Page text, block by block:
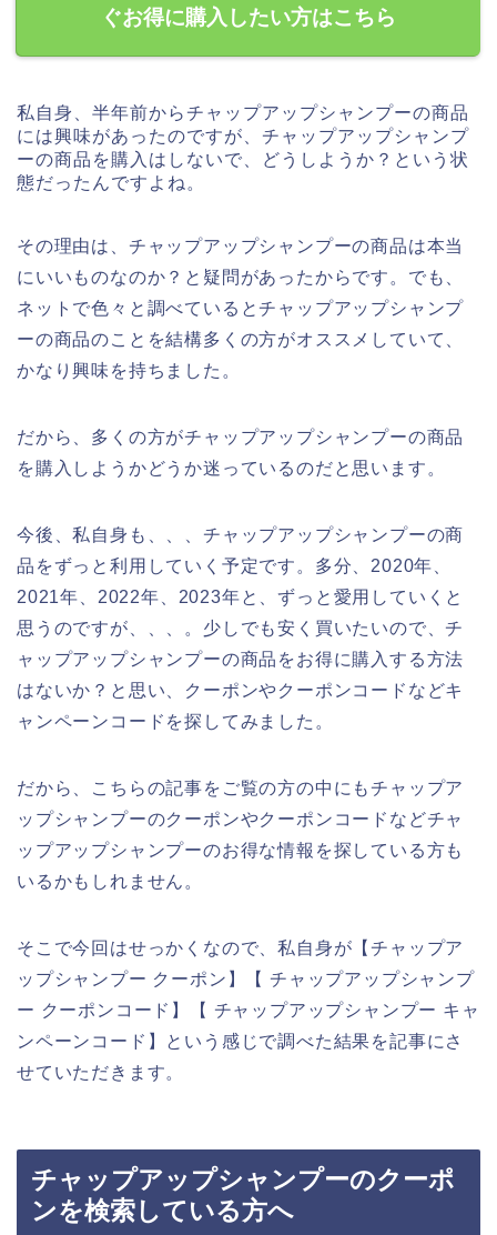
ぐお得に購入したい方はこちら
私自身、半年前からチャップアップシャンプーの商品
には興味があったのですが、チャップアップシャンプ
ーの商品を購入はしないで、どうしようか？という状
態だったんですよね。
その理由は、チャップアップシャンプーの商品は本当
にいいものなのか？と疑問があったからです。でも、
ネットで色々と調べているとチャップアップシャンプ
ーの商品のことを結構多くの方がオススメしていて、
かなり興味を持ちました。
だから、多くの方がチャップアップシャンプーの商品
を購入しようかどうか迷っているのだと思います。
今後、私自身も、、、チャップアップシャンプーの商
品をずっと利用していく予定です。多分、2020年、
2021年、2022年、2023年と、ずっと愛用していくと
思うのですが、、、。少しでも安く買いたいので、チ
ャップアップシャンプーの商品をお得に購入する方法
はないか？と思い、クーポンやクーポンコードなどキ
ャンペーンコードを探してみました。
だから、こちらの記事をご覧の方の中にもチャップア
ップシャンプーのクーポンやクーポンコードなどチャ
ップアップシャンプーのお得な情報を探している方も
いるかもしれません。
そこで今回はせっかくなので、私自身が【チャップア
ップシャンプー クーポン】【 チャップアップシャンプ
ー クーポンコード】【 チャップアップシャンプー キャ
ンペーンコード】という感じで調べた結果を記事にさ
せていただきます。
チャップアップシャンプーのクーポ
ンを検索している方へ